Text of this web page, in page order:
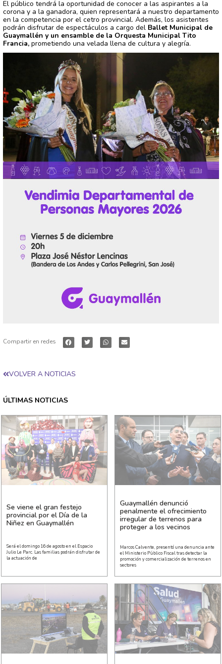
El público tendrá la oportunidad de conocer a las aspirantes a la
corona y a la ganadora, quien representará a nuestro departamento
en la competencia por el cetro provincial. Además, los asistentes
podrán disfrutar de espectáculos a cargo del Ballet Municipal de
Guaymallén y un ensamble de la Orquesta Municipal Tito
Francia, prometiendo una velada llena de cultura y alegría.
Compartir en redes
VOLVER A NOTICIAS
ÚLTIMAS NOTICIAS
Se viene el gran festejo
provincial por el Día de la
Niñez en Guaymallén
Será el domingo 16 de agosto en el Espacio
Julio Le Parc. Las familias podrán disfrutar de
la actuación de
Guaymallén denunció
penalmente el ofrecimiento
irregular de terrenos para
proteger a los vecinos
Marcos Calvente, presentó una denuncia ante
el Ministerio Público Fiscal tras detectar la
promoción y comercialización de terrenos en
sectores